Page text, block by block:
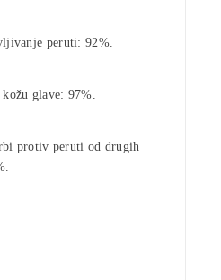
peruti: 92%.
glave: 97%.
protiv peruti od drugih